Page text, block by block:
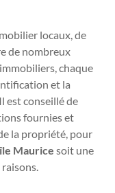
locaux, de
de nombreux
chaque
et la
est conseillé de
fournies et
la propriété, pour
Maurice soit une